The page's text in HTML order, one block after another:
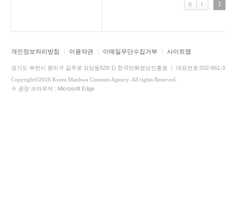
1
개인정보처리방침 이용약관 이메일무단수집거부 사이트맵
경기도 부천시 원미구 길주로 1(상동529-1) 한국만화영상진흥원 ㅣ 대표번호:032-661-
Copyright©2026 Korea Manhwa Contents Agency. All rights Reserved.
※ 권장 브라우저 : Microsoft Edge